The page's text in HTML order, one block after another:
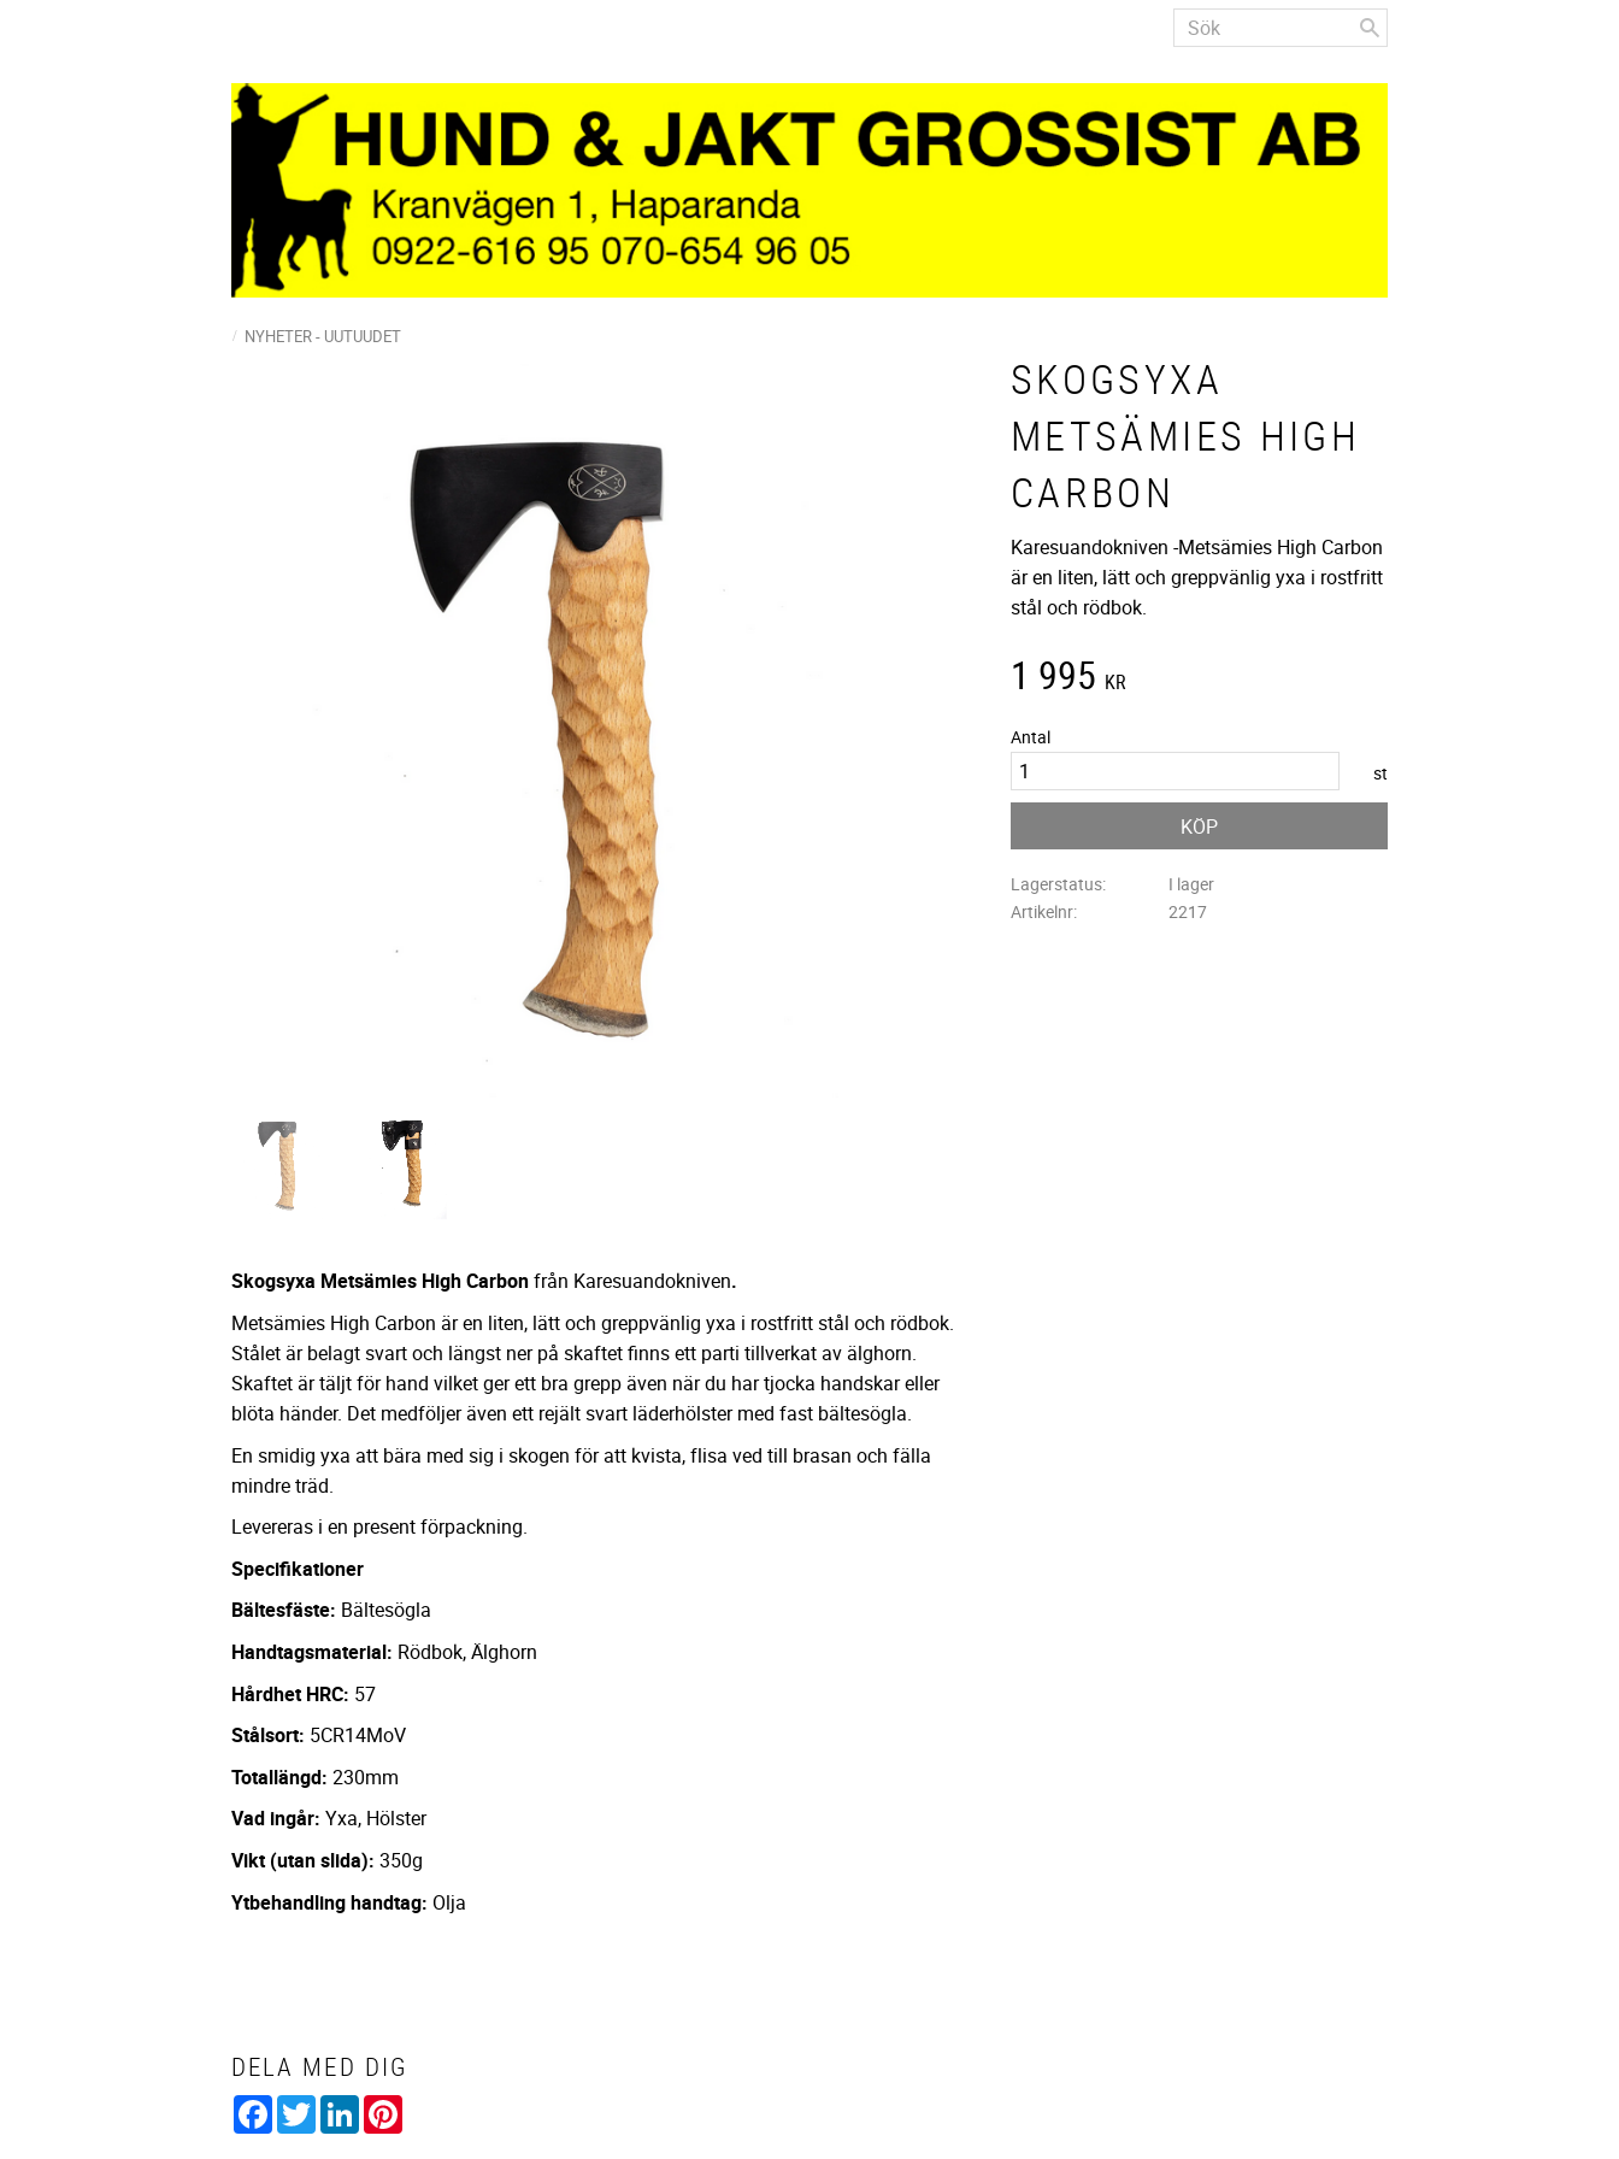
NYHETER - UUTUUDET
SKOGSYXA
METSÄMIES HIGH
CARBON
Karesuandokniven -Metsämies High Carbon
är en liten, lätt och greppvänlig yxa i rostfritt
stål och rödbok.
1 995 KR
Antal
st
KÖP
Lagerstatus
I lager
Artikelnr
2217
Skogsyxa Metsämies High Carbonfrån Karesuandokniven.
Metsämies High Carbon är en liten, lätt och greppvänlig yxa i rostfritt stål och rödbok.
Stålet är belagt svart och längst ner på skaftet finns ett parti tillverkat av älghorn.
Skaftet är täljt för hand vilket ger ett bra grepp även när du har tjocka handskar eller
blöta händer. Det medföljer även ett rejält svart läderhölster med fast bältesögla.
En smidig yxa att bära med sig i skogen för att kvista, flisa ved till brasan och fälla
mindre träd.
Levereras i en present förpackning.
Specifikationer
Bältesfäste: Bältesögla
Handtagsmaterial: Rödbok, Älghorn
Hårdhet HRC: 57
Stålsort: 5CR14MoV
Totallängd: 230mm
Vad ingår: Yxa, Hölster
Vikt (utan slida): 350g
Ytbehandling handtag: Olja
DELA MED DIG
Facebook
TwitterLinkedIn